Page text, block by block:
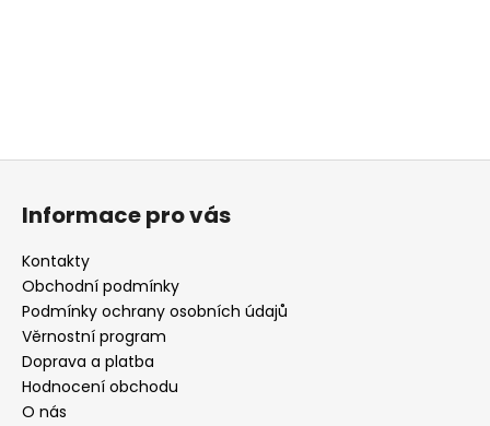
Informace pro vás
Kontakty
Obchodní podmínky
Podmínky ochrany osobních údajů
Věrnostní program
Doprava a platba
Hodnocení obchodu
O nás